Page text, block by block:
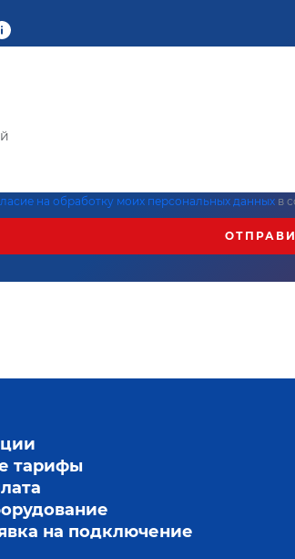
на обработку моих персональных данных в
тарифы
на подключение